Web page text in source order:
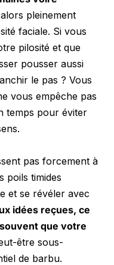
pleinement
faciale. Si vous
pilosité et que
pousser aussi
le pas ? Vous
vous empêche pas
temps pour éviter
pas forcement à
poils timides
et se révéler avec
idées reçues, ce
que votre
être sous-
de barbu.